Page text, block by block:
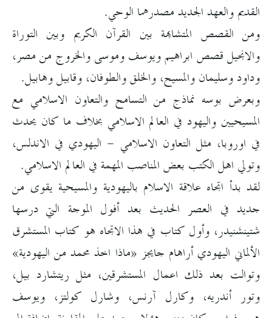
القديم والعهد الجديد مصدرهما الوحي.
ومن القصص المتشابهة بين القرآن الكريم وبين التوراة
والانجيل قصص ابراهيم ويوسف وموسى والخروج من مصر،
وداود وسليمان والمسيح، والخلق والطوفان، وقابيل وهابيل.
وبعرض بوسه نماذج من التسامح والتعاون الاسلامي مع
المسيحيين واليهود في العالم الاسلامي بخلاف ما كان يحدث
في اوروبا، مثل التعاون الاسلامي - اليهودي في الاندلس،
وتولي اهل الكتب بعض المناصب المهمة في العالم الاسلامي.
لقد بدأ اتجاه علاقة الاسلام باليهودية والمسيحية يقوى من
جديد في العصر الحديث بعد أفول الموجة التي درسها
شتينشنيدر، وأول كتاب في هذا الاتجاه هو كتاب المستشرق
الألماني اليهودي أراهام جايجز «ماذا اخذ محمد من اليهودية»
وتوالت بعد ذلك اعمال المستشرقين، مثل ريتشارد بيل،
وتور أندريه، وكارل آرنس، وشارل كولتز، ويوسف